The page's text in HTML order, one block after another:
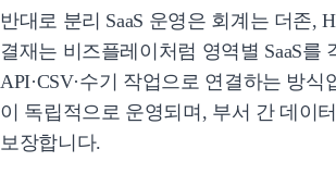
반대로 분리 SaaS 운영은 회계는 더존,
결재는 비즈플레이처럼 영역별 SaaS를
API·CSV·수기 작업으로 연결하는 방식
이 독립적으로 운영되며, 부서 간 데이
보장합니다.